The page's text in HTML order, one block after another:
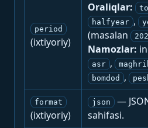
period
(ixtiyoriy)
Oraliqlar:
halfyear ,
(masalan
Namozlar:
asr ,
bomdod ,
format
(ixtiyoriy)
json —
sahifasi.